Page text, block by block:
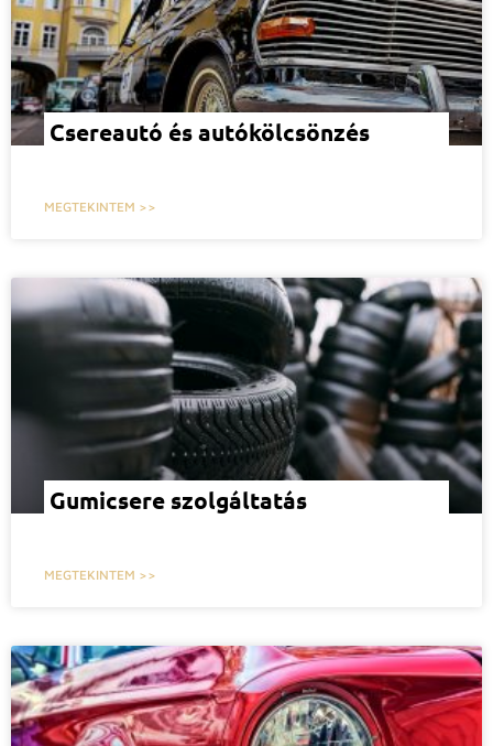
Csereautó és autókölcsönzés
MEGTEKINTEM >>
Gumicsere szolgáltatás
MEGTEKINTEM >>